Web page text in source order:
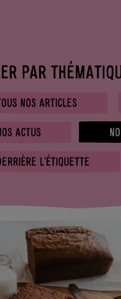
PAR
NOS ARTICLES
ACTUS
L'ÉTIQUETTE